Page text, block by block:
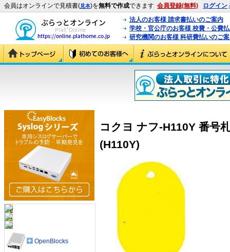
会員はオンラインで見積書(見本)を無料で作成できます 会員登録(無料) ログイン
法人のお客様 請求書払いのご案内
学校・官公庁のお客様 校費・公費
研究機関のお客様 科研費払いのご
コクヨ ナフ-H110Y 番号
(H110Y)
OpenBlocks